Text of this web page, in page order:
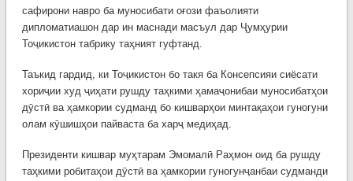
сафирони навро ба муносибати оғози фаъолияти
дипломатиашон дар ин маснади масъул дар Ҷумҳурии
Тоҷикистон табрику таҳният гуфтанд.
Таъкид гардид, ки Тоҷикистон бо такя ба Консепсияи сиёсати
хориҷии худ ҷиҳати рушду таҳкими ҳамаҷонибаи муносибатҳои
дӯстӣ ва ҳамкории судманд бо кишварҳои минтақаҳои гуногуни
олам кӯшишҳои пайваста ба харҷ медиҳад.
Президенти кишвар муҳтарам Эмомалӣ Раҳмон оид ба рушду
таҳкими робитаҳои дӯстӣ ва ҳамкории гуногунҷанбаи судманди